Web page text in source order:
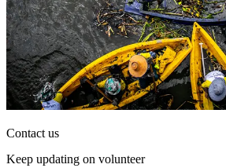
Contact us
Keep updating on volunteer